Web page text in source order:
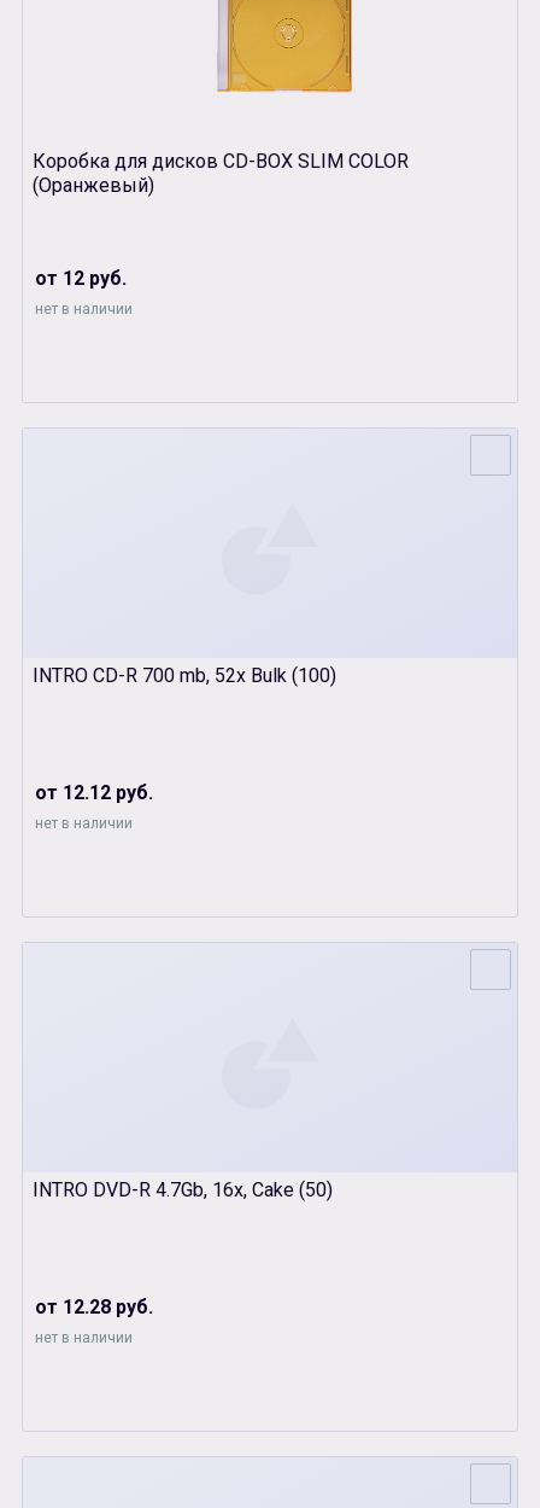
Коробка для дисков CD-BOX SLIM COLOR
(Оранжевый)
от 12 руб.
нет в наличии
INTRO CD-R 700 mb, 52x Bulk (100)
от 12.12 руб.
нет в наличии
INTRO DVD-R 4.7Gb, 16x, Cake (50)
от 12.28 руб.
нет в наличии